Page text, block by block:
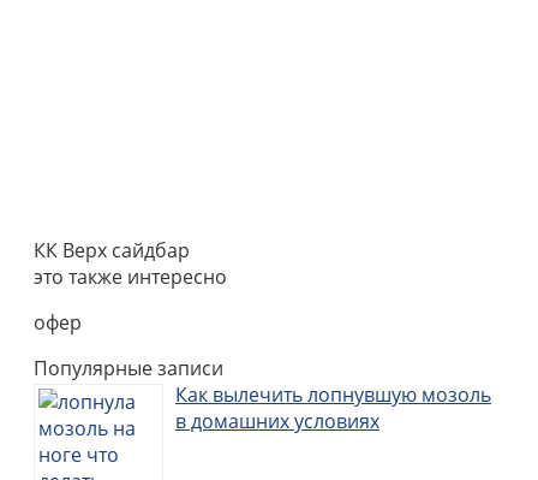
КК Верх сайдбар
это также интересно
офер
Популярные записи
Как вылечить лопнувшую мозоль
в домашних условиях